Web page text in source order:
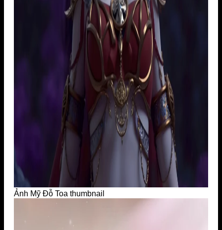
Ảnh Mỹ Đỗ Toa thumbnail